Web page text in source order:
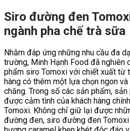
Siro đường đen
ngành pha chế trà sữa
Nhằm đáp ứng những nhu cầu đa
trường, Minh Hạnh Food đã nghiên
phẩm siro Tomoxi với chiết xuất từ
hàng có thêm một lựa chọn ngon
chăng. Trong số các sản phẩm,
được cảm tình của khách hàng
Tomoxi. Không chỉ giữ lại được
đường đen, siro đường đen